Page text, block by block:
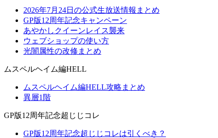
2026年7月24日の公式生放送情報まとめ
GP版12周年記念キャンペーン
あやかしクイーンレイス襲来
ウェブショップの使い方
光闇属性の改修まとめ
ムスペルヘイム編HELL
ムスペルヘイム編HELL攻略まとめ
異層1階
GP版12周年記念超じじコレ
GP版12周年記念超じじコレは引くべき？